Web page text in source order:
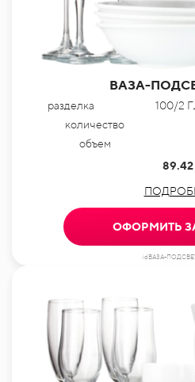
ВАЗА-
разделка
100/2
количество
объем
89.42
ОФОРМИТЬ
idВАЗА-